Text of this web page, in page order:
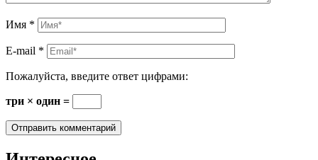
Имя *
E-mail *
Пожалуйста, введите ответ цифрами:
три × один =